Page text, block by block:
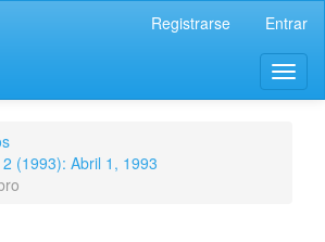
Registrarse Entrar
(1993): Abril 1, 1993